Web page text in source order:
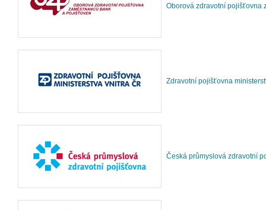
Oborová zdravotní pojišťovna
Zdravotní pojišťovna
Česká průmyslová zdravotní